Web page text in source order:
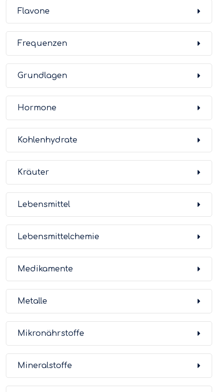
Flavone
Frequenzen
Grundlagen
Hormone
Kohlenhydrate
Kräuter
Lebensmittel
Lebensmittelchemie
Medikamente
Metalle
Mikronährstoffe
Mineralstoffe